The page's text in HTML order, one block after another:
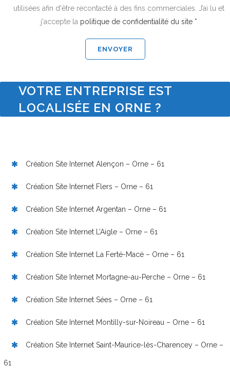
utilisées afin d'être recontacté à des fins commerciales. J’ai lu et
j'accepte la politique de confidentialité du site *
VOTRE ENTREPRISE EST
LOCALISÉE EN ORNE ?
Création Site Internet Alençon – Orne – 61
Création Site Internet Flers – Orne – 61
Création Site Internet Argentan – Orne – 61
Création Site Internet L’Aigle – Orne – 61
Création Site Internet La Ferté-Macé – Orne – 61
Création Site Internet Mortagne-au-Perche – Orne – 61
Création Site Internet Sées – Orne – 61
Création Site Internet Montilly-sur-Noireau – Orne – 61
Création Site Internet Saint-Maurice-lès-Charencey – Orne –
61